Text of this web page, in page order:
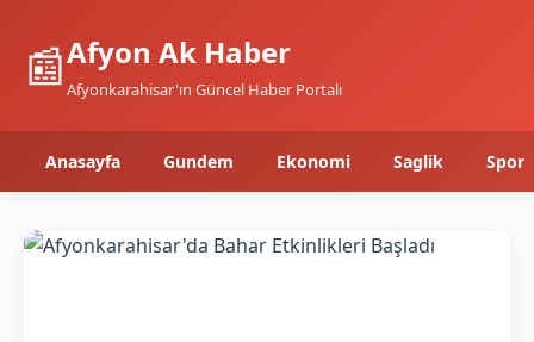
📰Afyon Ak Haber
Afyonkarahisar'ın Güncel Haber Portalı
Anasayfa Gundem Ekonomi Saglik Spor